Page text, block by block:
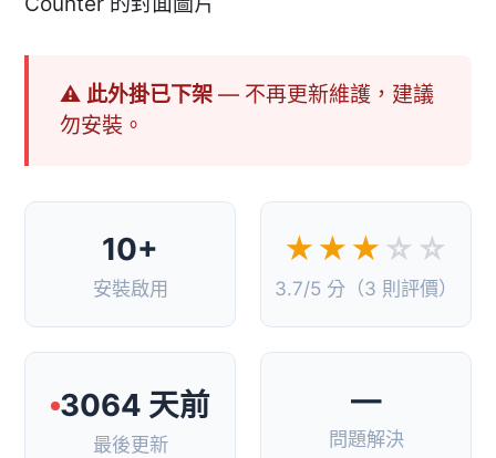
⚠ 此外掛已下架— 不再更新維護，建議
勿安裝。
10+
安裝啟用
★★★ ☆☆
3.7/5 分（3 則評價）
3064 天前
最後更新
—
問題解決